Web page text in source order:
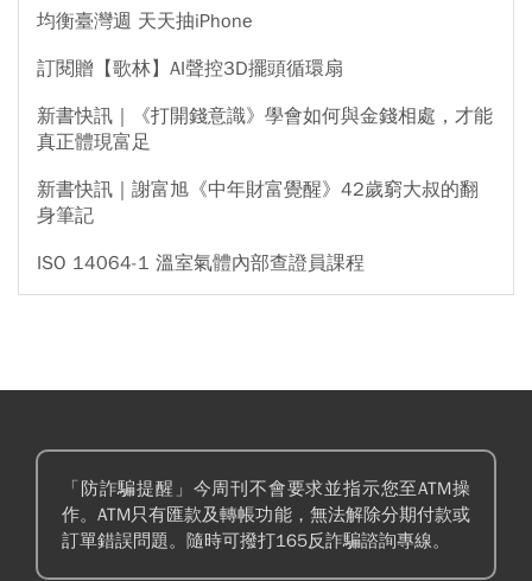
均衡臺灣週 天天抽iPhone
訂閱贈【歌林】AI聲控3D擺頭循環扇
新書快訊｜《打開錢意識》學會如何與金錢相處，才能
真正體現富足
新書快訊｜謝富旭《中年財富覺醒》42歲窮大叔的翻
身筆記
ISO 14064-1 溫室氣體內部查證員課程
「防詐騙提醒」今周刊不會要求並指示您至ATM操
作。ATM只有匯款及轉帳功能，無法解除分期付款或
訂單錯誤問題。隨時可撥打165反詐騙諮詢專線。